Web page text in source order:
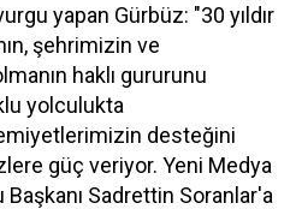
yapan Gürbüz: "30 yıldır
şehrimizin ve
haklı gururunu
yolculukta
desteğini
güç veriyor. Yeni Medya
Sadrettin Soranlar'a